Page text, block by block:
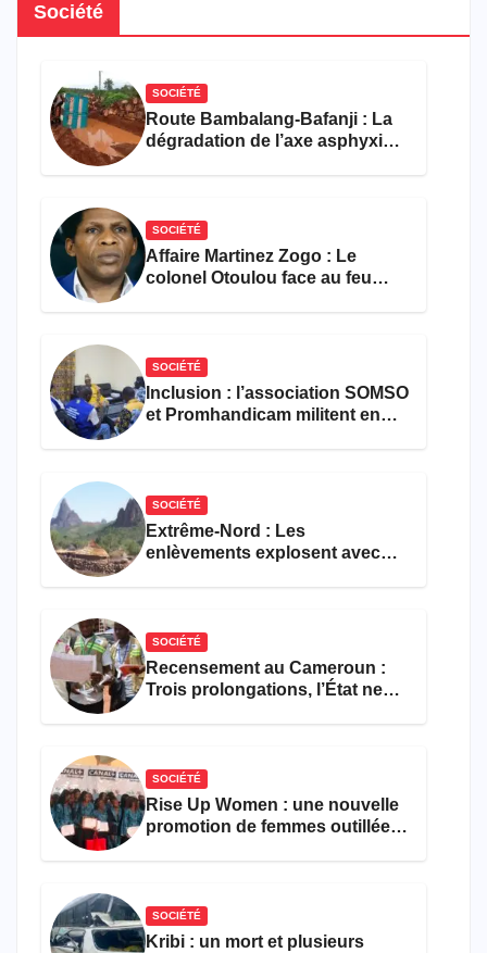
Société
SOCIÉTÉ
Route Bambalang-Bafanji : La
dégradation de l’axe asphyxie
SOCIÉTÉ
Affaire Martinez Zogo : Le
colonel Otoulou face au feu
SOCIÉTÉ
Inclusion : l’association SOMSO
et Promhandicam militent en
SOCIÉTÉ
Extrême-Nord : Les
enlèvements explosent avec
SOCIÉTÉ
Recensement au Cameroun :
Trois prolongations, l’État ne
SOCIÉTÉ
Rise Up Women : une nouvelle
promotion de femmes outillées
SOCIÉTÉ
Kribi : un mort et plusieurs